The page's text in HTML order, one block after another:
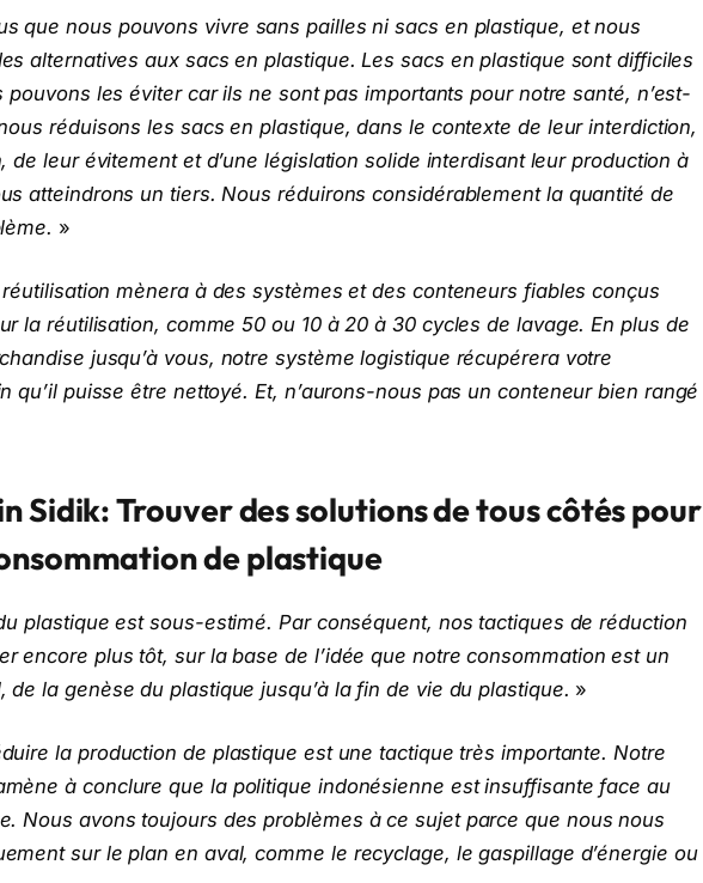
que nous pouvons vivre sans pailles ni sacs en plastique, et nous
alternatives aux sacs en plastique. Les sacs en plastique sont difficiles
pouvons les éviter car ils ne sont pas importants pour notre santé, n’est-
réduisons les sacs en plastique, dans le contexte de leur interdiction,
de leur évitement et d’une législation solide interdisant leur production à
atteindrons un tiers. Nous réduirons considérablement la quantité de
»
réutilisation mènera à des systèmes et des conteneurs fiables conçus
la réutilisation, comme 50 ou 10 à 20 à 30 cycles de lavage. En plus de
jusqu’à vous, notre système logistique récupérera votre
qu’il puisse être nettoyé. Et, n’aurons-nous pas un conteneur bien rangé
Sidik: Trouver des solutions de tous côtés pour
de plastique
plastique est sous-estimé. Par conséquent, nos tactiques de réduction
encore plus tôt, sur la base de l’idée que notre consommation est un
de la genèse du plastique jusqu’à la fin de vie du plastique. »
la production de plastique est une tactique très importante. Notre
à conclure que la politique indonésienne est insuffisante face au
Nous avons toujours des problèmes à ce sujet parce que nous nous
sur le plan en aval, comme le recyclage, le gaspillage d’énergie ou